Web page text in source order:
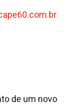
de um novo